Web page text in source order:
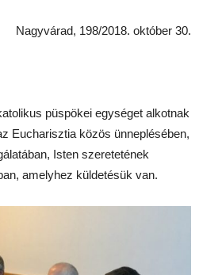
Nagyvárad, 198/2018. október 30.
püspökei egységet alkotnak
Eucharisztia közös ünneplésében,
Isten szeretetének
amelyhez küldetésük van.